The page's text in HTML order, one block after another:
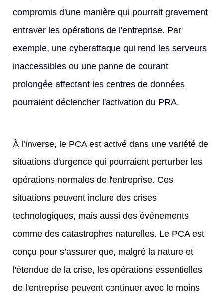
compromis d'une manière qui pourrait gravement
entraver les opérations de l'entreprise. Par
exemple, une cyberattaque qui rend les serveurs
inaccessibles ou une panne de courant
prolongée affectant les centres de données
pourraient déclencher l'activation du PRA.
À l’inverse, le PCA est activé dans une variété de
situations d'urgence qui pourraient perturber les
opérations normales de l'entreprise. Ces
situations peuvent inclure des crises
technologiques, mais aussi des événements
comme des catastrophes naturelles. Le PCA est
conçu pour s’assurer que, malgré la nature et
l'étendue de la crise, les opérations essentielles
de l'entreprise peuvent continuer avec le moins